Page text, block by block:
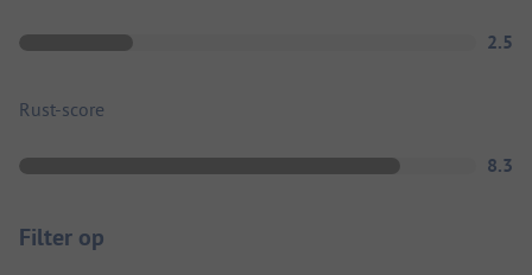
2.5
Rust-score
8.3
Filter op